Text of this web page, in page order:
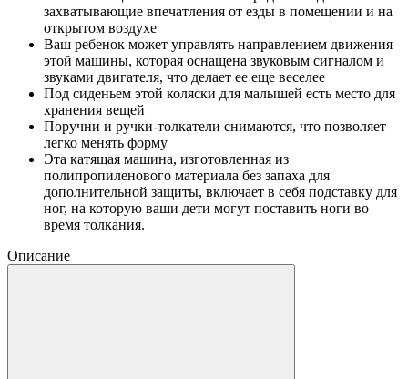
захватывающие впечатления от езды в помещении и на
открытом воздухе
Ваш ребенок может управлять направлением движения
этой машины, которая оснащена звуковым сигналом и
звуками двигателя, что делает ее еще веселее
Под сиденьем этой коляски для малышей есть место для
хранения вещей
Поручни и ручки-толкатели снимаются, что позволяет
легко менять форму
Эта катящая машина, изготовленная из
полипропиленового материала без запаха для
дополнительной защиты, включает в себя подставку для
ног, на которую ваши дети могут поставить ноги во
время толкания.
Описание